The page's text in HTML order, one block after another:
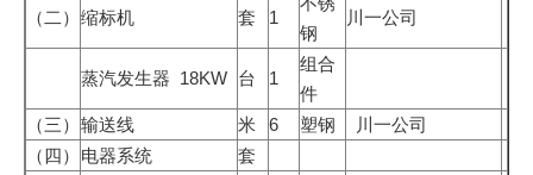
（二） 缩标机 套 1
钢
川一公司
蒸汽发生器 18KW 台 1
组合
件
（三） 输送线 米 6 塑钢
川一公司
（四）
电器系统 套